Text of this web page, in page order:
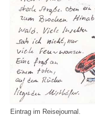
Eintrag im Reisejournal.